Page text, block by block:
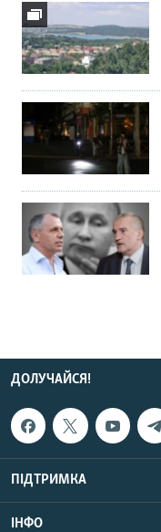
ДОЛУЧАЙСЯ!
ПІДТРИМКА
ІНФО